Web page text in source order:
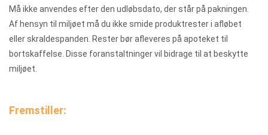
Må ikke anvendes efter den udløbsdato, der står på pakningen.
Af hensyn til miljøet må du ikke smide produktrester i afløbet
eller skraldespanden. Rester bør afleveres på apoteket til
bortskaffelse. Disse foranstaltninger vil bidrage til at beskytte
miljøet.
Fremstiller: